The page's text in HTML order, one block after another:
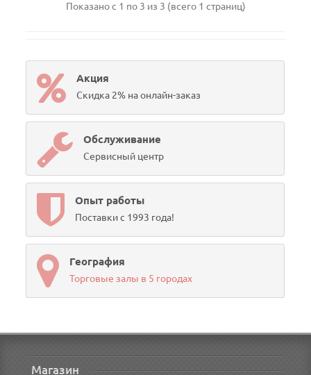
Показано с 1 по 3 из 3 (всего 1 страниц)
Акция
Скидка 2% на онлайн-заказ
Обслуживание
Сервисный центр
Опыт работы
Поставки с 1993 года!
География
Торговые залы в 5 городах
Магазин